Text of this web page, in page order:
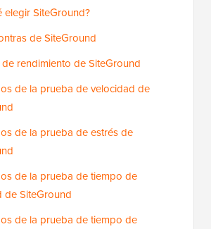
elegir SiteGround?
de SiteGround
rendimiento de SiteGround
de la prueba de velocidad de
de la prueba de estrés de
de la prueba de tiempo de
de SiteGround
de la prueba de tiempo de